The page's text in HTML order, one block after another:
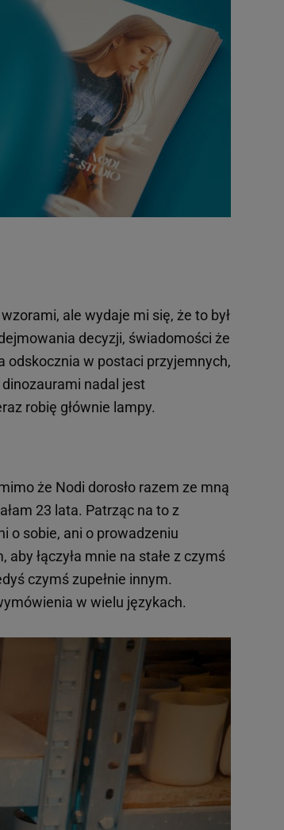
ale wydaje mi się, że to był
decyzji, świadomości że
odskocznia w postaci przyjemnych,
nadal jest
robię głównie lampy.
że Nodi dorosło razem ze mną
23 lata. Patrząc na to z
o sobie, ani o prowadzeniu
łączyła mnie na stałe z czymś
czymś zupełnie innym.
w wielu językach.